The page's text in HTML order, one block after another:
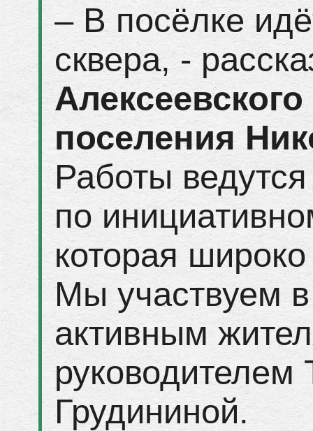
– В посёлке
сквера, -
поселения
Работы
по
которая
Мы участвуем
активным
Грудининой.